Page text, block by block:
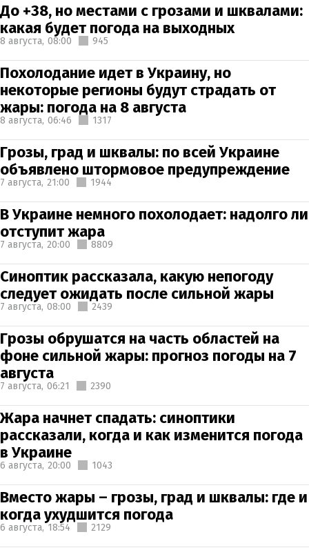
До +38, но местами с грозами и шквалами:
какая будет погода на выходных
8 августа, 08:00 945
Похолодание идет в Украину, но
некоторые регионы будут страдать от
жары: погода на 8 августа
8 августа, 06:46 1317
Грозы, град и шквалы: по всей Украине
объявлено штормовое предупреждение
7 августа, 21:00 1944
В Украине немного похолодает: надолго ли
отступит жара
7 августа, 20:00 8809
Синоптик рассказала, какую непогоду
следует ожидать после сильной жары
7 августа, 08:00 2439
Грозы обрушатся на часть областей на
фоне сильной жары: прогноз погоды на 7
августа
7 августа, 06:21 2390
Жара начнет спадать: синоптики
рассказали, когда и как изменится погода
в Украине
6 августа, 20:00 1043
Вместо жары – грозы, град и шквалы: где и
когда ухудшится погода
6 августа, 18:54 2129